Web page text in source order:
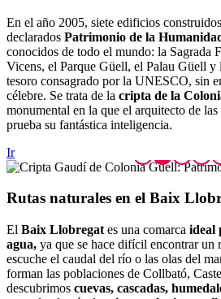
En el año 2005, siete edificios
declarados Patrimonio de la
conocidos de todo el mundo: la Sagrada
Vicens, el Parque Güell, el Palau Güell
tesoro consagrado por la UNESCO, sin
célebre. Se trata de la cripta de la
monumental en la que el arquitecto de
prueba su fantástica inteligencia.
Ir
Rutas naturales en el Baix
El Baix Llobregat es una comarca ideal
agua, ya que se hace difícil encontrar un
escuche el caudal del río o las olas del
forman las poblaciones de Collbató,
descubrimos cuevas, cascadas,